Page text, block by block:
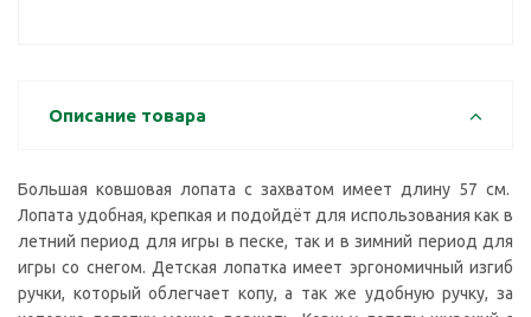
Описание товара
Большая ковшовая лопата с захватом имеет длину 57 см.
Лопата удобная, крепкая и подойдёт для использования как в
летний период для игры в песке, так и в зимний период для
игры со снегом. Детская лопатка имеет эргономичный изгиб
ручки, который облегчает копу, а так же удобную ручку, за